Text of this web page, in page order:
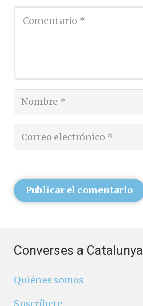
Publicar el comentario
Converses a Catalunya
Quiénes somos